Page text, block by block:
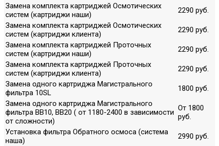
Замена комплекта картриджей Осмотических
систем (картриджи наши)
2290 руб.
Замена комплекта картриджей Осмотических
систем (картриджи клиента)
2290 руб.
Замена комплекта картриджей Проточных
систем (картриджи наши)
2290 руб.
Замена комплекта картриджей Проточных
систем (картриджи клиента)
2290 руб.
Замена одного картриджа Магистрального
фильтра 10SL
1800 руб.
Замена одного картриджа Магистрального
фильтра ВВ10, ВВ20 ( от 1180-2400 в зависимости
от сложности)
От 1800
руб.
Установка фильтра Обратного осмоса (система
наша)
2990 руб.